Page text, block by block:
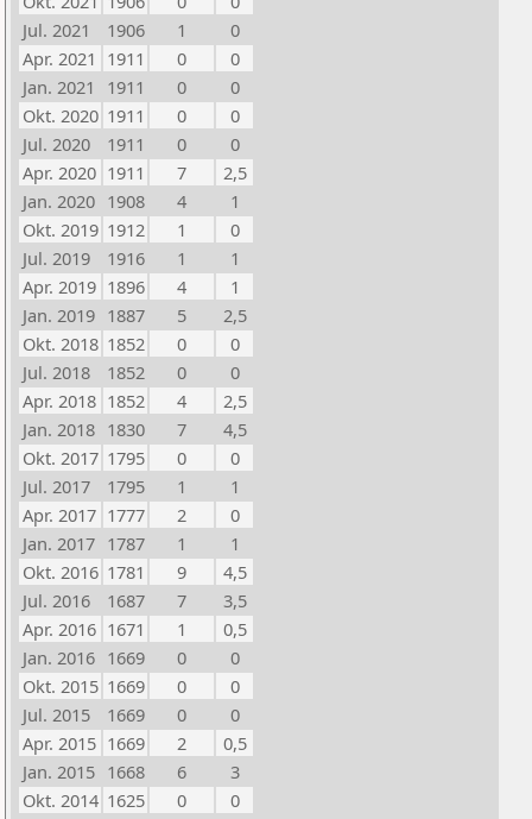
Jul. 2021
1906 1
0
Apr. 2021 1911 0
0
Jan. 2021
1911 0
0
Okt. 2020 1911 0
0
Jul. 2020
1911 0
0
Apr. 2020 1911 7
2,5
Jan. 2020 1908 4
1
Okt. 2019 1912 1
0
Jul. 2019
1916 1
1
Apr. 2019 1896 4
1
Jan. 2019 1887 5
2,5
Okt. 2018 1852 0
0
Jul. 2018
1852 0
0
Apr. 2018 1852 4
2,5
Jan. 2018 1830 7
4,5
Okt. 2017 1795 0
0
Jul. 2017
1795 1
1
Apr. 2017 1777 2
0
Jan. 2017 1787 1
1
Okt. 2016 1781 9
4,5
Jul. 2016
1687 7
3,5
Apr. 2016 1671 1
0,5
Jan. 2016 1669 0
0
Okt. 2015 1669 0
0
Jul. 2015
1669 0
0
Apr. 2015 1669 2
0,5
Jan. 2015 1668 6
3
Okt. 2014 1625 0
0